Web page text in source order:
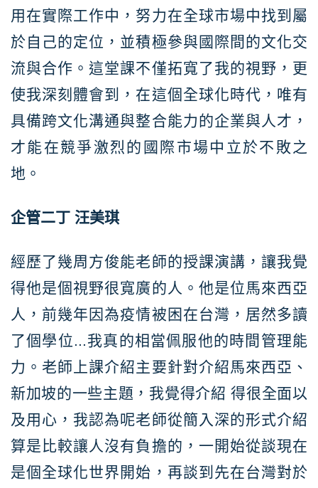
用在實際工作中，努力在全球市場中找到屬
於自己的定位，並積極參與國際間的文化交
流與合作。這堂課不僅拓寬了我的視野，更
使我深刻體會到，在這個全球化時代，唯有
具備跨文化溝通與整合能力的企業與人才，
才能在競爭激烈的國際市場中立於不敗之
地。
企管二丁 汪美琪
經歷了幾周方俊能老師的授課演講，讓我覺
得他是個視野很寬廣的人。他是位馬來西亞
人，前幾年因為疫情被困在台灣，居然多讀
了個學位...我真的相當佩服他的時間管理能
力。老師上課介紹主要針對介紹馬來西亞、
新加坡的一些主題，我覺得介紹 得很全面以
及用心，我認為呢老師從簡入深的形式介紹
算是比較讓人沒有負擔的，一開始從談現在
是個全球化世界開始，再談到先在台灣對於